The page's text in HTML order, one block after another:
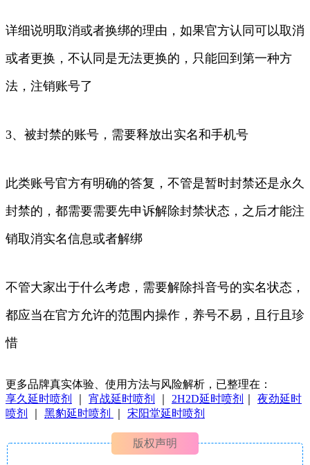
详细说明取消或者换绑的理由，如果官方认同可以取消
或者更换，不认同是无法更换的，只能回到第一种方
法，注销账号了
3、被封禁的账号，需要释放出实名和手机号
此类账号官方有明确的答复，不管是暂时封禁还是永久
封禁的，都需要需要先申诉解除封禁状态，之后才能注
销取消实名信息或者解绑
不管大家出于什么考虑，需要解除抖音号的实名状态，
都应当在官方允许的范围内操作，养号不易，且行且珍
惜
更多品牌真实体验、使用方法与风险解析，已整理在：
享久延时喷剂
宵战延时喷剂 2H2D延时喷剂
夜劲延时
喷剂
黑豹延时喷剂 宋阳堂延时喷剂
版权声明